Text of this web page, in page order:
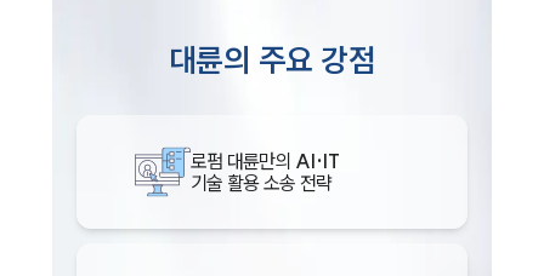
대륜의 주요 강점
로펌 대륜만의 AI·IT
기술 활용 소송 전략